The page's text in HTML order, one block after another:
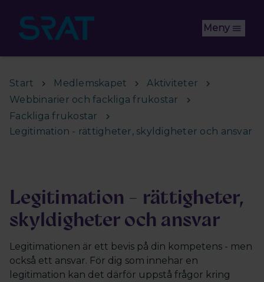
Meny
Start Medlemskapet
Aktiviteter
Webbinarier och fackliga frukostar
Fackliga frukostar
Legitimation - rättigheter, skyldigheter och ansvar
Legitimation - rättigheter,
skyldigheter och ansvar
Legitimationen är ett bevis på din kompetens - men
också ett ansvar. För dig som innehar en
legitimation kan det därför uppstå frågor kring